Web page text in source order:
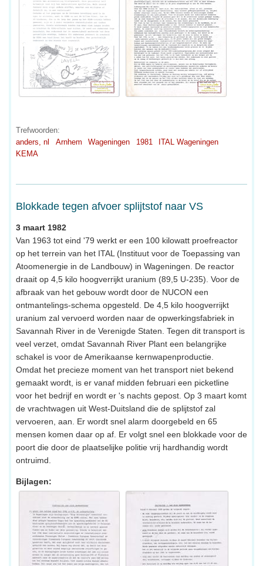
Trefwoorden:
anders, nl
Arnhem Wageningen 1981
ITAL Wageningen
KEMA
Blokkade tegen afvoer splijtstof naar VS
3 maart 1982
Van 1963 tot eind '79 werkt er een 100 kilowatt proefreactor
op het terrein van het ITAL (Instituut voor de Toepassing van
Atoomenergie in de Landbouw) in Wageningen. De reactor
draait op 4,5 kilo hoogverrijkt uranium (89,5 U-235). Voor de
afbraak van het gebouw wordt door de NUCON een
ontmantelings-schema opgesteld. De 4,5 kilo hoogverrijkt
uranium zal vervoerd worden naar de opwerkingsfabriek in
Savannah River in de Verenigde Staten. Tegen dit transport is
veel verzet, omdat Savannah River Plant een belangrijke
schakel is voor de Amerikaanse kernwapenproductie.
Omdat het precieze moment van het transport niet bekend
gemaakt wordt, is er vanaf midden februari een picketline
voor het bedrijf en wordt er 's nachts gepost. Op 3 maart komt
de vrachtwagen uit West-Duitsland die de splijtstof zal
vervoeren, aan. Er wordt snel alarm doorgebeld en 65
mensen komen daar op af. Er volgt snel een blokkade voor de
poort die door de plaatselijke politie vrij hardhandig wordt
ontruimd.
Bijlagen: